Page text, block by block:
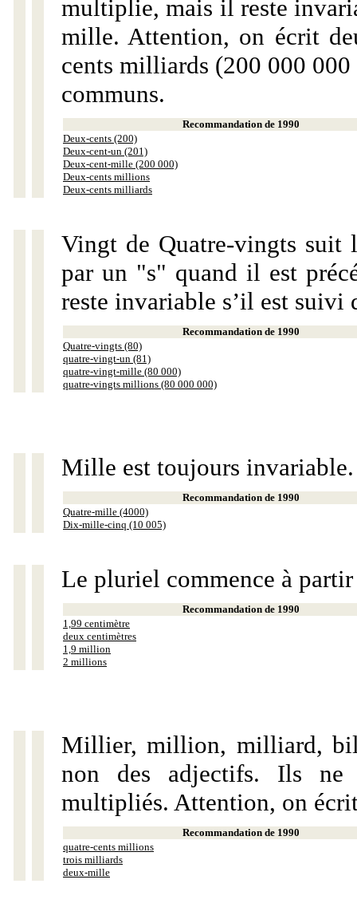
multiplie, mais il reste
mille. Attention, on écrit
cents milliards (200 000
communs.
Recommandation de 1990
Deux-cents (200)
Deux-cent-un (201)
Deux-cent-mille (200 000)
Deux-cents millions
Deux-cents milliards
Vingt de Quatre-vingts suit
par un "s" quand il est
reste invariable s’il est suivi
Recommandation de 1990
Quatre-vingts (80)
quatre-vingt-un (81)
quatre-vingt-mille (80 000)
quatre-vingts millions (80 000 000)
Mille est toujours invariable.
Recommandation de 1990
Quatre-mille (4000)
Dix-mille-cinq (10 005)
Le pluriel commence à
Recommandation de 1990
1,99 centimètre
deux centimètres
1,9 million
2 millions
Millier, million, milliard,
non des adjectifs. Ils ne
multipliés. Attention, on
Recommandation de 1990
quatre-cents millions
trois milliards
deux-mille